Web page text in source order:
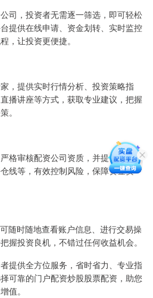
司，投资者无需逐一筛选，即可轻松
提供在线申请、资金划转、实时监控
，让投资更便捷。
，提供实时行情分析、投资策略指
播讲座等方式，获取专业建议，把握
。
格审核配资公司资质，并提供风控工
线等，有效控制风险，保障资金安
随时随地查看账户信息、进行交易操
握投资良机，不错过任何收益机会。
提供全方位服务，省时省力、专业指
可靠的门户配资炒股股票配资，助您
值。